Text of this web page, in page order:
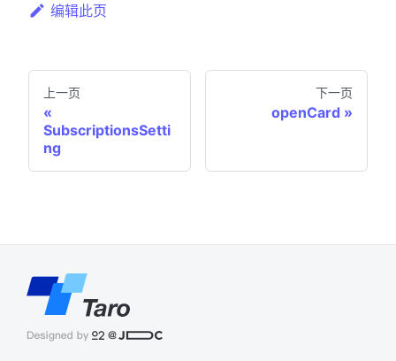
编辑此页
上一页
SubscriptionsSetti
ng
下一页
openCard